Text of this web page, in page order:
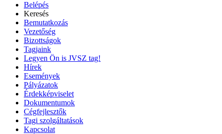
Belépés
Keresés
Bemutatkozás
Vezetőség
Bizottságok
Tagjaink
Legyen Ön is JVSZ tag!
Hírek
Események
Pályázatok
Érdekképviselet
Dokumentumok
Cégfejlesztők
Tagi szolgáltatások
Kapcsolat